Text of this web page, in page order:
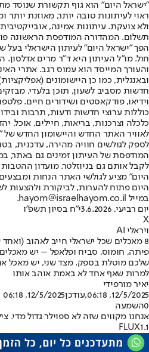
"ישראל היום" הוא גוף תקשורת שנוסד
ראוי לעיתונות טובה יותר, מאוזנת יותר
ולא צועקת. עיתונות אמינה,
הפך "ישראל היום" לעיתון הישראלי בעל
חול. מו"ל העיתון היא ד"ר מרים אדלסון.
והעורך המייסד הוא עמוס רגב. אתרי
חדשות מסביב לשעון, תוכן בלעדי,
וידיאו, פודקאסטים ושידורים חיים.
כוללות ערוצי חדשות ודעות, תרבות
לאוויר האתר החדש והיישומון החדש
לספק לגולשים חוויה מהירה, עדכנית,
המודפסת של העיתון זמינים גם באתר,
לקבל אותם גם בניוזלטר. מועדון
היום" מציע לגולשי האתר הנחות
היום פתוח להערות, לביקורת ולהצעות
במייל hayom@israelhayom.co.il.
יום רביעי, 3.6.2026
י"ח בסיון תשפ"ו
X
ויראלי AI
8 מאכלים שכל ישראלי חייב לאהוב (ואחד שצריך לשכוח)
פיתה, חומוס, סביח ופלאפל – יש
שלכם מוטלת בספק. מצד שני, יש מאכל
למרות שאף אחד לא באמת אוהב אותו
יאיר מורפידי
12/5/2025, 06:18
,עודכן12/5/2025, 06:18
0השמעה
FLUX1.1